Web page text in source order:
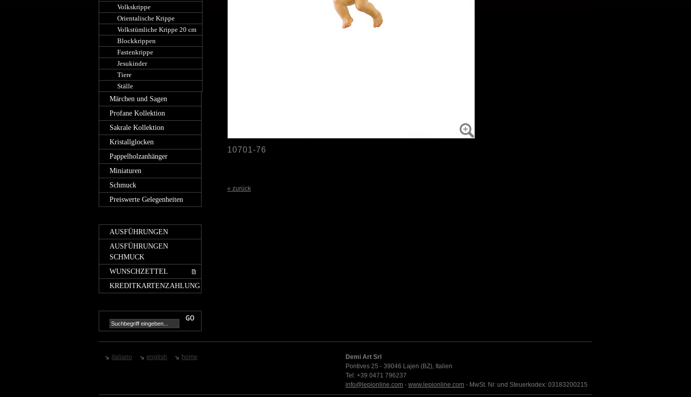
Volkskrippe
Orientalische Krippe
Volkstümliche Krippe 20 cm
Blockkrippen
Fastenkrippe
Jesukinder
Tiere
Ställe
Märchen und Sagen
Profane Kollektion
Sakrale Kollektion
Kristallglocken
Pappelholzanhänger
Miniaturen
Schmuck
Preiswerte Gelegenheiten
AUSFÜHRUNGEN
AUSFÜHRUNGEN
SCHMUCK
WUNSCHZETTEL
KREDITKARTENZAHLUNG
10701-76
« zurück
Demi Art Srl
Pontives 25 - 39046 Lajen (BZ), Italien
Tel: +39 0471 796237
info@lepionline.com - www.lepionline.com - MwSt. Nr. und Steuerkodex: 03183200215
italiano english home